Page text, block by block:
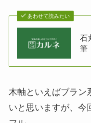
あわせて読みたい
石
筆
木軸といえばブラン
いと思いますが、今